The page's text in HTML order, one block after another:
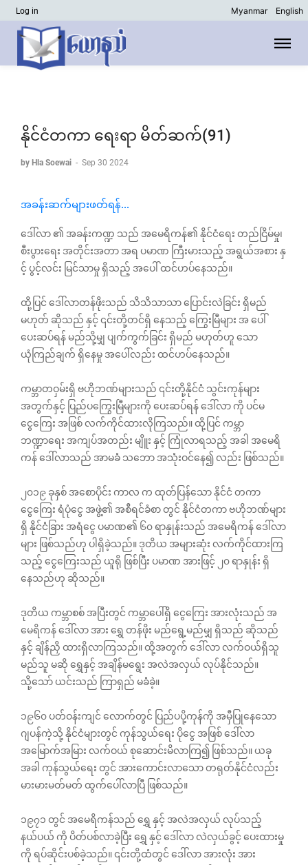
Log in Myanmar English
နိုင်ငံတကာ ရေးရာ မိတ်ဆက်(91)
by Hla Soewai - Sep 30 2024
အခန်းဆက်များဖတ်ရန်...
ဒေါ်လာ ၏ အခန်းကဏ္ဍ သည် အမေရိကန်၏ နိုင်ငံရေး တည်ငြိမ်မှု၊
စီးပွားရေး အတိုင်းအတာ အရ ပမာဏ ကြီးမားသည့် အရွယ်အစား နှ
င့် ပွင့်လင်း မြင်သာမှု ရှိသည့် အပေါ် ထင်ဟပ်နေသည်။
ထို့ပြင် ဒေါ်လာတန်ဖိုးသည် သိသိသာသာ ပြောင်းလဲခြင်း ရှိမည်
မဟုတ် ‌‌ဆိုသည် နှင့် ၎င်းတို့တင်ရှိ‌ နေသည့် ကြွေးမြီများ အ‌ ပေါ်
ပေးဆပ်ရန် မည်သို့မျှ ပျက်ကွက်ခြင်း ရှိမည် မဟုတ်ဟူ‌ သော
ယုံကြည်ချက် ရှိနေမှု အပေါ်လည်း ထင်ဟပ်နေသည်။
ကမ္ဘာတဝှမ်းရှိ ဗဟိုဘဏ်များသည် ၎င်းတို့နိုင်ငံ သွင်းကုန်များ
အတွက်နှင့် ပြည်ပကြွေးမြီများကို ပေးဆပ်ရန် ဒေါ်လာ ကို ပင်မ
ငွေကြေး အဖြစ် လက်ကိုင်ထားလိုကြသည်။ ထို့ပြင် ကမ္ဘာ
ဘဏ္ဍာရေး အကျပ်အတည်း မျိူး နှင့် ကြုံလာရသည့် အခါ အမေရိ
ကန် ဒေါ်လာသည် အာမခံ သဘော အသုံးဝင်နေ၍ လည်း ဖြစ်သည်။
၂၀၁၉ ခုနှစ် အစောပိုင်း ကာလ က ထုတ်ပြန်သော နိုင်ငံ တကာ
ငွေကြေး ရံပုံငွေ အဖွဲ့၏ အစီရင်ခံစာ တွင် နိုင်ငံတကာ ဗဟိုဘဏ်များ
ရှိ နိုင်ငံခြား အရံငွေ ပမာဏ၏ ၆၀ ရာနှုန်းသည် အမေရိကန် ‌ဒေါ်လာ
များ ဖြစ်သည်ဟု ပါရှိခဲ့သည်။ ဒုတိယ အများဆုံး လက်ကိုင်ထားကြ
သည့် ငွေကြေးသည် ယူရို ဖြစ်ပြီး ပမာဏ အားဖြင့် ၂၀ ရာနှုန်း ရှိ
နေသည်ဟု ဆိုသည်။
ဒုတိယ ကမ္ဘာစစ် အပြီးတွင် ကမ္ဘာပေါ်ရှိ ငွေကြေး အားလုံးသည် အ
မေရိကန် ဒေါ်လာ အား ရွှေ တန်ဖိုး မည်ရွေ့မည်မျှ ရှိသည် ဆိုသည်
နှင့် ချိန်ညှိ ထားရှိလာကြသည်။ ထို့အတွက် ဒေါ်လာ လက်ဝယ်ရှိသူ
မည်သူ မဆို ရွှေနှင့် အချိန်မရွေး အလဲအလှယ် လုပ်နိုင်သည်။
သို့သော် ယင်းသည် ကြာရှည် မခံခဲ့။
၁၉၆၀ ပတ်ဝန်းကျင် လောက်တွင် ပြည်ပပို့ကုန်ကို အမှီပြုနေသော
ဂျပန်ကဲ့သို့ နိုင်ငံများတွင် ကုန်သွယ်ရေး ပိုငွေ အဖြစ် ဒေါ်လာ
အမြောက်အမြား လက်ဝယ် စုဆောင်းမိလာကြ၍ ဖြစ်သည်။ ယခု
အခါ ကုန်သွယ်ရေး တွင် အားကောင်းလာသော တရုတ်နိုင်ငံလည်း
မားမားမတ်မတ် ထွက်ပေါ်လာပြီ ဖြစ်သည်။
၁၉၇၁ တွင် အမေရိကန်သည် ရွှေ နှင့် အလဲအလှယ် လုပ်သည့်
နယ်ပယ် ကို ပိတ်ပစ်လာခဲ့ပြီး ရွှေ နှင့် ဒေါ်လာ လဲလှယ်ခွင့် ပေးထားမှု
ကို ရပ်ဆိုင်းပစ်ခဲ့သည်။ ၎င်းတို့ထံတွင် ဒေါ်လာ အားလုံး အား